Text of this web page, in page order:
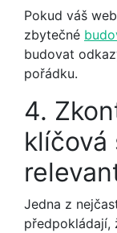
Pokud váš
zbytečné
budovat
pořádku.
4.
klíčová
Jedna z
předpokládají,